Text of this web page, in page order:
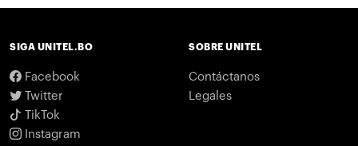
SIGA UNITEL.BO
Facebook
Twitter
TikTok
Instagram
SOBRE UNITEL
Contáctanos
Legales